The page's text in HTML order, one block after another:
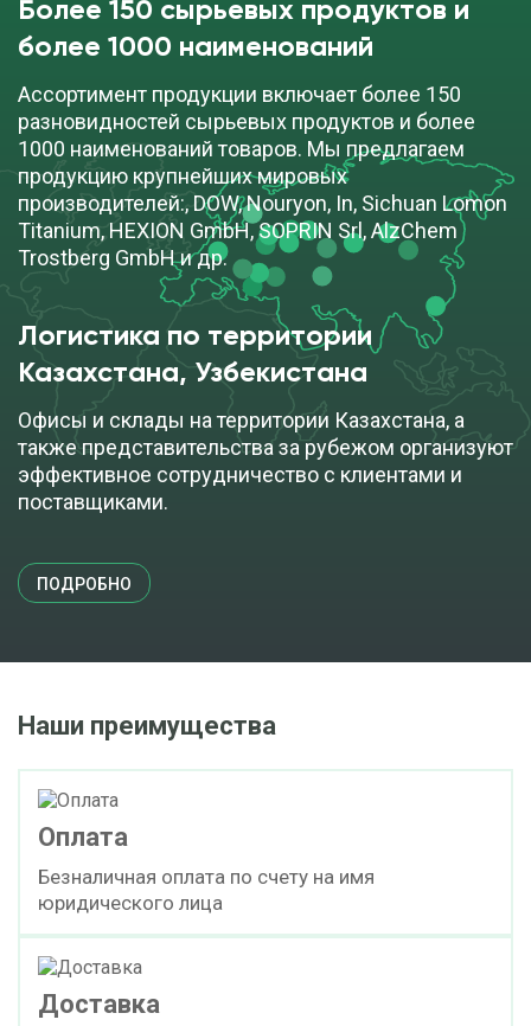
Более 150 сырьевых продуктов и
более 1000 наименований
Ассортимент продукции включает более 150
разновидностей сырьевых продуктов и более
1000 наименований товаров. Мы предлагаем
продукцию крупнейших мировых
производителей:, DOW, Nouryon, In, Sichuan Lomon
Titanium, HEXION GmbH, SOPRIN Srl, AlzChem
Trostberg GmbH и др.
Логистика по территории
Казахстана, Узбекистана
Офисы и склады на территории Казахстана, а
также представительства за рубежом организуют
эффективное сотрудничество с клиентами и
поставщиками.
ПОДРОБНО
Наши преимущества
Оплата
Безналичная оплата по счету на имя
юридического лица
Доставка